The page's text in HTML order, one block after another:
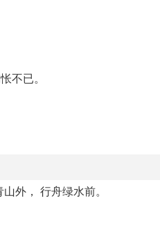
不已。
外， 行舟绿水前。